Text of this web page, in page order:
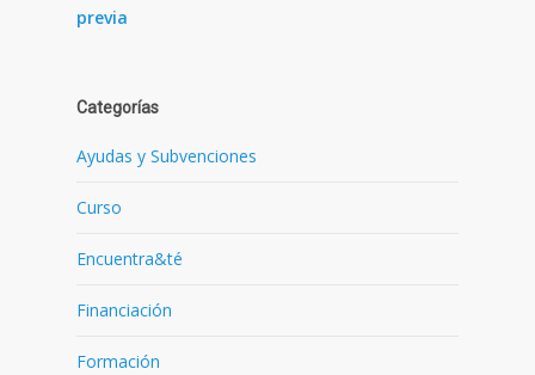
previa
Categorías
Ayudas y Subvenciones
Curso
Encuentra&té
Financiación
Formación